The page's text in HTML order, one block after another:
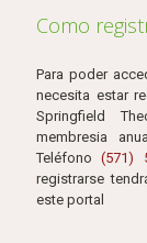
Como
Para poder
necesita estar
Springfield
membresia
Teléfono(571)
registrarse
este portal